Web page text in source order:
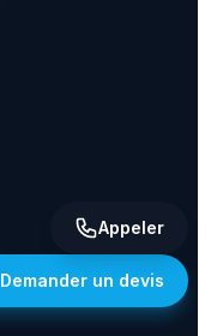
Appeler
Demander un devis